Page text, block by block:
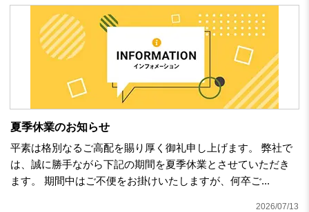
夏季休業のお知らせ
平素は格別なるご高配を賜り厚く御礼申し上げます。 弊社で
は、誠に勝手ながら下記の期間を夏季休業とさせていただき
ます。 期間中はご不便をお掛けいたしますが、何卒ご...
2026/07/13